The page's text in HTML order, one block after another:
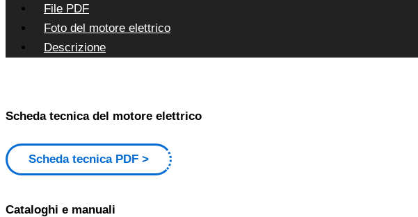
File PDF
Foto del motore elettrico
Descrizione
Scheda tecnica del motore elettrico
Scheda tecnica PDF
Cataloghi e manuali